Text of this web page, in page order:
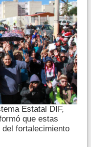
Estatal DIF,
que estas
fortalecimiento